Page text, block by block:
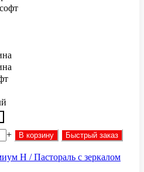
+ В корзину Быстрый заказ